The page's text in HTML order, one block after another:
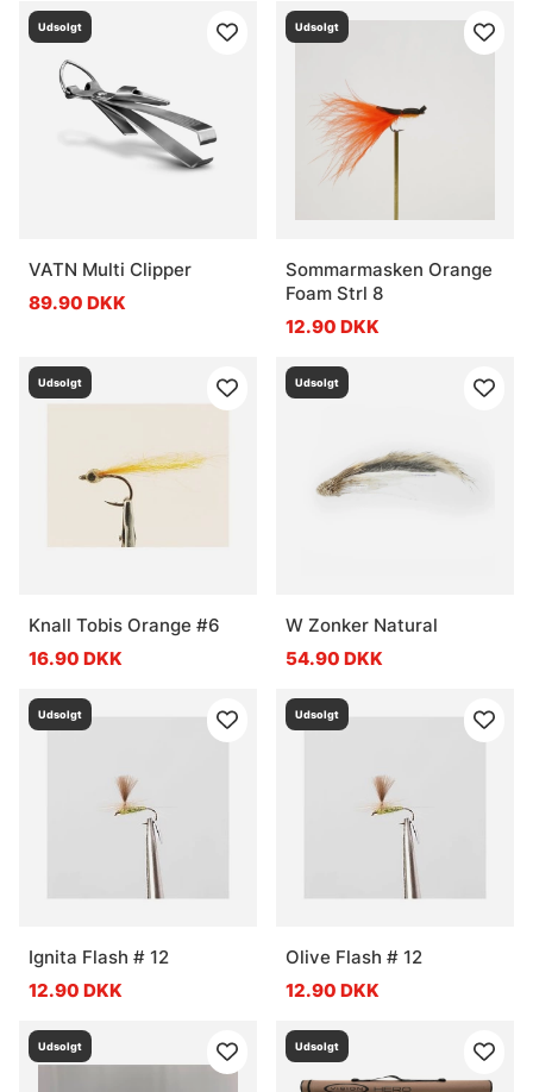
Udsolgt
VATN Multi Clipper
89.90 DKK
Udsolgt
Sommarmasken Orange
Foam Strl 8
12.90 DKK
Udsolgt
Knall Tobis Orange #6
16.90 DKK
Udsolgt
W Zonker Natural
54.90 DKK
Udsolgt
Ignita Flash # 12
12.90 DKK
Udsolgt
Olive Flash # 12
12.90 DKK
Udsolgt Udsolgt